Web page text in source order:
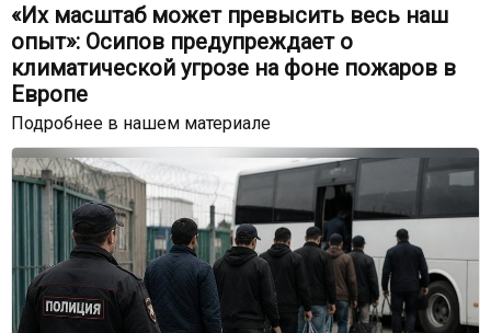
«Их масштаб может превысить весь наш
опыт»: Осипов предупреждает о
климатической угрозе на фоне пожаров в
Европе
Подробнее в нашем материале